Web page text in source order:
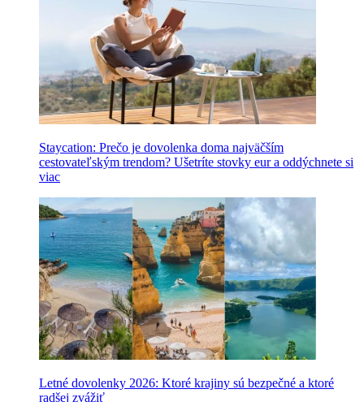
Staycation: Prečo je dovolenka doma najväčším
cestovateľským trendom? Ušetríte stovky eur a oddýchnete si
viac
Letné dovolenky 2026: Ktoré krajiny sú bezpečné a ktoré
radšej zvážiť